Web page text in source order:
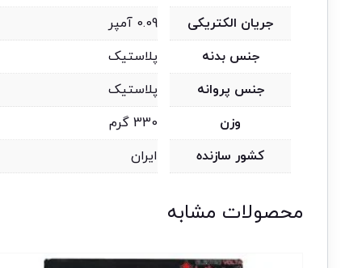
جریان الکتریکی
0.09 آمپر
جنس بدنه
پلاستیک
جنس پروانه
پلاستیک
وزن
330 گرم
کشور سازنده
ایران
محصولات مشابه